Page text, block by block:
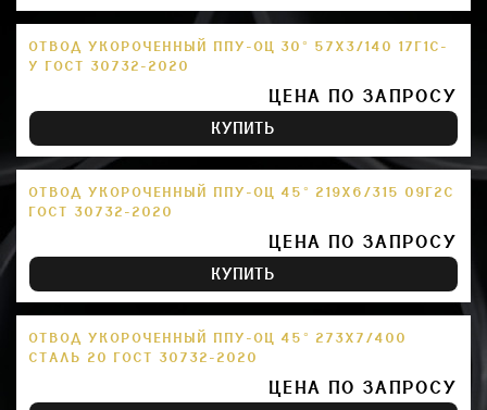
ОТВОД УКОРОЧЕННЫЙ ППУ-ОЦ 30° 57Х3/140 17Г1С-
У ГОСТ 30732-2020
ЦЕНА ПО ЗАПРОСУ
КУПИТЬ
ОТВОД УКОРОЧЕННЫЙ ППУ-ОЦ 45° 219Х6/315 09Г2С
ГОСТ 30732-2020
ЦЕНА ПО ЗАПРОСУ
КУПИТЬ
ОТВОД УКОРОЧЕННЫЙ ППУ-ОЦ 45° 273Х7/400
СТАЛЬ 20 ГОСТ 30732-2020
ЦЕНА ПО ЗАПРОСУ